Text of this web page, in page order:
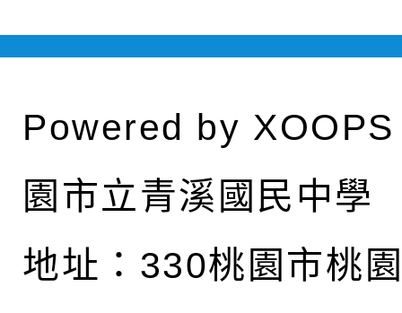
Powered by XOOPS
園市立青溪國民中學
地址： 330桃園市桃